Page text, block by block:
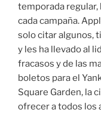
temporada regular,
cada campaña.
solo citar algunos,
y les ha llevado al
fracasos y de las
boletos para el
Square Garden, la
ofrecer a todos los